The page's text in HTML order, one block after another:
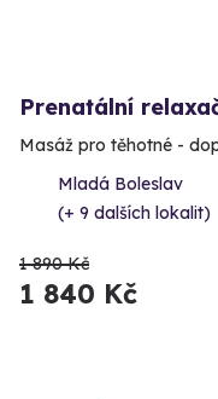
Prenatální
Masáž pro těhotné -
Mladá Boleslav
(+ 9 dalších lokalit)
1 890 Kč
1 840 Kč